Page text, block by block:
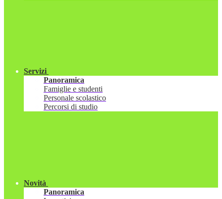
Servizi
Panoramica
Famiglie e studenti
Personale scolastico
Percorsi di studio
Novità
Panoramica